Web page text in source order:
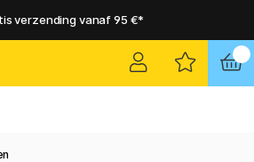
verzending vanaf 95 €*
verzending vanaf 95 €*